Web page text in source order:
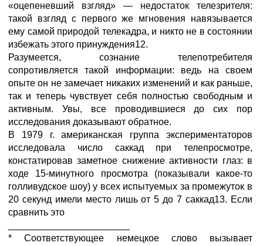
«оцепеневший взгляд» — недостаток телезрителя:
такой взгляд с первого же мгновения навязывается
ему самой природой телекадра, и никто не в состоянии
избежать этого принуждения12.
Разумеется, сознание телепотребителя
сопротивляется такой информации: ведь на своем
опыте он не замечает никаких изменений и как раньше,
так и теперь чувствует себя полностью свободным и
активным. Увы, все проводившиеся до сих пор
исследования доказывают обратное.
В 1979 г. американская группа экспериментаторов
исследовала число саккад при телепросмотре,
констатировав заметное снижение активности глаз: в
ходе 15-минутного просмотра (показывали какое-то
голливудское шоу) у всех испытуемых за промежуток в
20 секунд имели место лишь от 5 до 7 саккад13. Если
сравнить это
* Соответствующее немецкое слово вызывает